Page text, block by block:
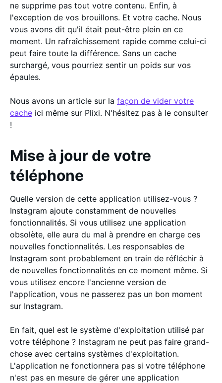
ne supprime pas tout votre contenu. Enfin, à
l'exception de vos brouillons. Et votre cache. Nous
vous avons dit qu'il était peut-être plein en ce
moment. Un rafraîchissement rapide comme celui-ci
peut faire toute la différence. Sans un cache
surchargé, vous pourriez sentir un poids sur vos
épaules.
Nous avons un article sur la façon de vider votre
cache ici même sur Plixi. N'hésitez pas à le consulter
!
Mise à jour de votre
téléphone
Quelle version de cette application utilisez-vous ?
Instagram ajoute constamment de nouvelles
fonctionnalités. Si vous utilisez une application
obsolète, elle aura du mal à prendre en charge ces
nouvelles fonctionnalités. Les responsables de
Instagram sont probablement en train de réfléchir à
de nouvelles fonctionnalités en ce moment même. Si
vous utilisez encore l'ancienne version de
l'application, vous ne passerez pas un bon moment
sur Instagram.
En fait, quel est le système d'exploitation utilisé par
votre téléphone ? Instagram ne peut pas faire grand-
chose avec certains systèmes d'exploitation.
L'application ne fonctionnera pas si votre téléphone
n'est pas en mesure de gérer une application